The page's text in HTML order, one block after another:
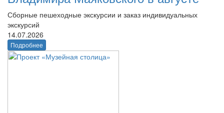
Сборные пешеходные экскурсии и заказ индивидуальных
экскурсий
14.07.2026
Подробнее